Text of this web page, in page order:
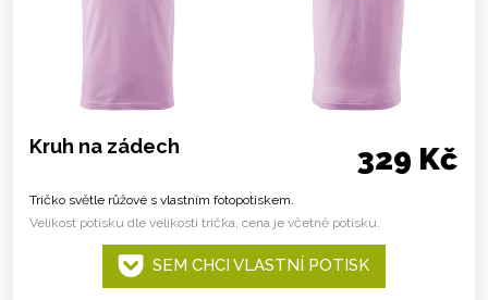
Kruh na zádech 329 Kč
Tričko světle růžové s vlastním fotopotiskem.
Velikost potisku dle velikosti trička, cena je včetně potisku.
SEM CHCI VLASTNÍ POTISK